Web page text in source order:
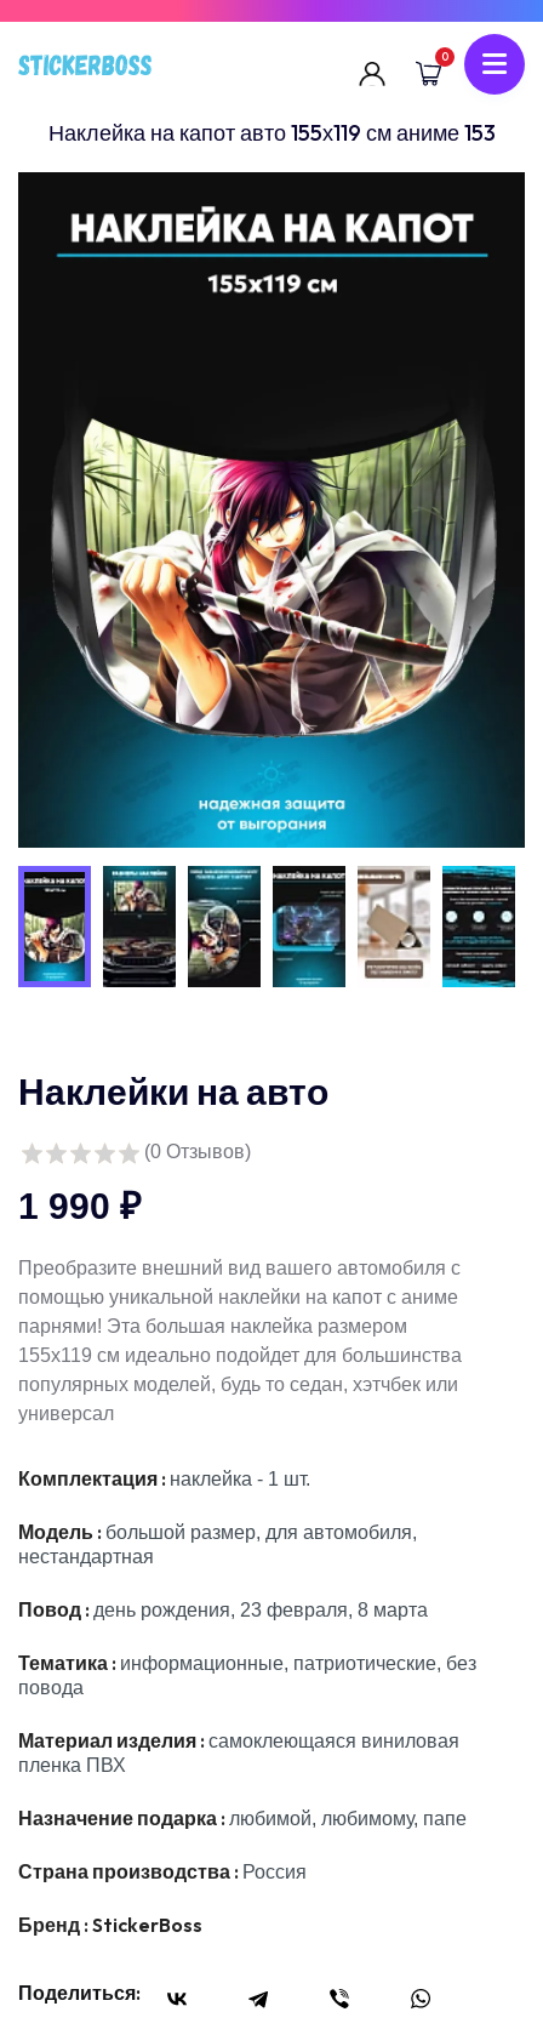
0
Наклейка на капот авто 155х119 см аниме 153
Наклейки на авто
(0 Отзывов)
1 990 ₽
Преобразите внешний вид вашего автомобиля с
помощью уникальной наклейки на капот с аниме
парнями! Эта большая наклейка размером
155х119 см идеально подойдет для большинства
популярных моделей, будь то седан, хэтчбек или
универсал
Комплектация : наклейка - 1 шт.
Модель : большой размер, для автомобиля,
нестандартная
Повод : день рождения, 23 февраля, 8 марта
Тематика : информационные, патриотические, без
повода
Материал изделия :самоклеющаяся виниловая
пленка ПВХ
Назначение подарка : любимой, любимому, папе
Страна производства : Россия
Бренд :StickerBoss
Поделиться: